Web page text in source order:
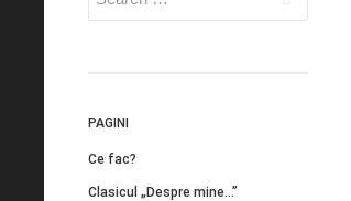
PAGINI
Ce fac?
Clasicul „Despre mine…”